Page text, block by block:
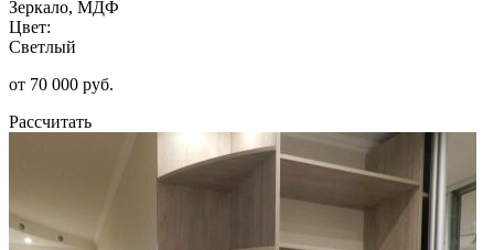
Зеркало, МДФ
Цвет:
Светлый
от 70 000 руб.
Рассчитать